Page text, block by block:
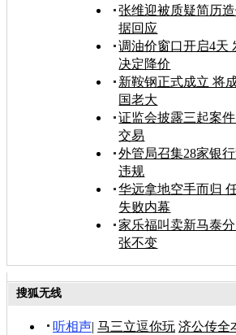
张维迎被质疑简历
据回应
调油价窗口开启4天
决定降价
新鞍钢正式成立 将
国老大
证监会披露三起案
交易
外管局召集28家银
违规
华远拿地空手而归
失败内幕
家乐福叫卖新马泰
张不变
搜狐无线
听相声| 马三立逗你玩 济公传全